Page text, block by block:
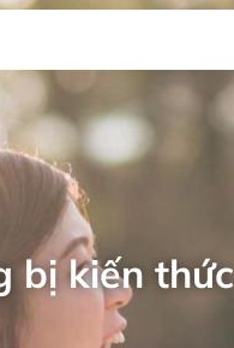
bị kiến thức